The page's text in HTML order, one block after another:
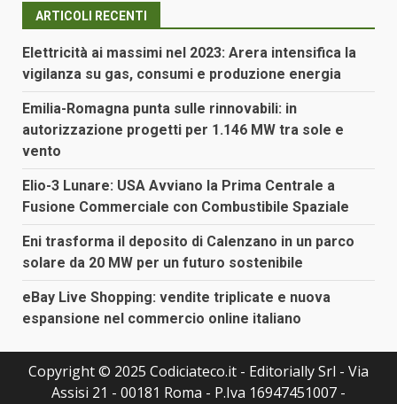
ARTICOLI RECENTI
Elettricità ai massimi nel 2023: Arera intensifica la
vigilanza su gas, consumi e produzione energia
Emilia-Romagna punta sulle rinnovabili: in
autorizzazione progetti per 1.146 MW tra sole e
vento
Elio-3 Lunare: USA Avviano la Prima Centrale a
Fusione Commerciale con Combustibile Spaziale
Eni trasforma il deposito di Calenzano in un parco
solare da 20 MW per un futuro sostenibile
eBay Live Shopping: vendite triplicate e nuova
espansione nel commercio online italiano
Copyright © 2025 Codiciateco.it - Editorially Srl - Via
Assisi 21 - 00181 Roma - P.Iva 16947451007 -